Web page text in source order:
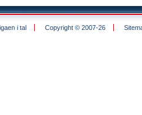
i tal Copyright © 2007-26